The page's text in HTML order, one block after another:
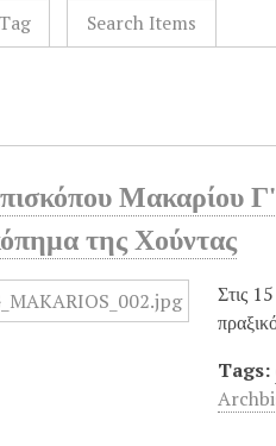
Search Items
Μακαρίου
της Χούντας
Στις
Tags: